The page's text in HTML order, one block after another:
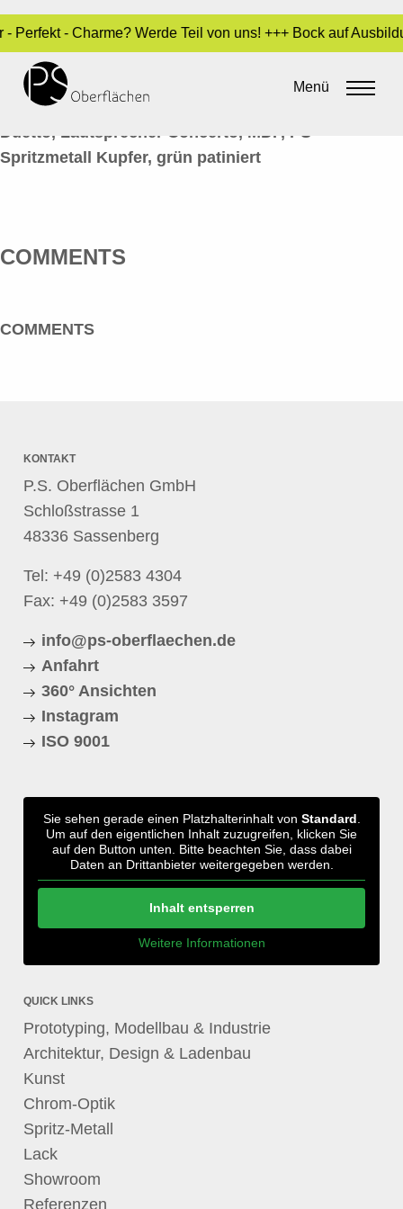
- Charme? Werde Teil von uns! +++ Bock auf
Menü
METALL-OPTIK 16_DUETTO
admin•14. Juni 2016
Duetto, Lautsprecher Concerto, MDF, PS
Spritzmetall Kupfer, grün patiniert
COMMENTS
COMMENTS
KONTAKT
P.S. Oberflächen GmbH
Schloßstrasse 1
48336 Sassenberg
Tel: +49 (0)2583 4304
Fax: +49 (0)2583 3597
info@ps-oberflaechen.de
Anfahrt
360° Ansichten
Instagram
ISO 9001
Sie sehen gerade einen Platzhalterinhalt von Standard
Um auf den eigentlichen Inhalt zuzugreifen, klicken Sie
auf den Button unten. Bitte beachten Sie, dass dabei
Daten an Drittanbieter weitergegeben werden.
Inhalt entsperren
Weitere Informationen
QUICK LINKS
Prototyping, Modellbau & Industrie
Architektur, Design & Ladenbau
Kunst
Chrom-Optik
Spritz-Metall
Lack
Showroom
Referenzen